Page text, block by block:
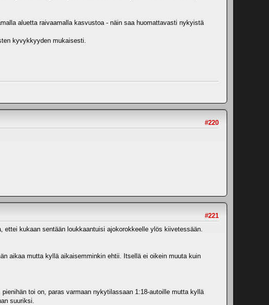
aluetta raivaamalla kasvustoa - näin saa huomattavasti nykyistä
kyvykkyyden mukaisesti.
#220
#221
kukaan sentään loukkaantuisi ajokorokkeelle ylös kiivetessään.
aikaa mutta kyllä aikaisemminkin ehtii. Itsellä ei oikein muuta kuin
toi on, paras varmaan nykytilassaan 1:18-autoille mutta kyllä
suuriksi.